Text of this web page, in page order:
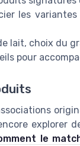
les
lait, choix du
pour
explorer
le